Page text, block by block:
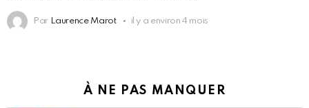
Par Laurence Marot il y a environ 4 mois
À NE PAS MANQUER